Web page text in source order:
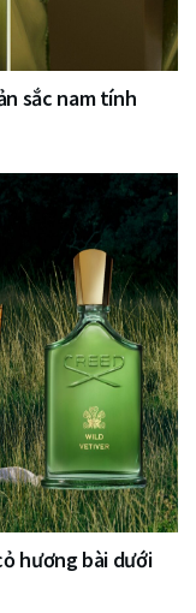
sắc nam tính
hương bài dưới